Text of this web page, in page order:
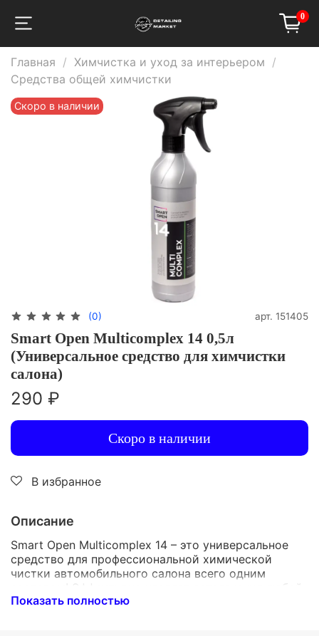
0
Главная
Химчистка и уход за интерьером
Средства общей химчистки
Скоро в наличии
(0) арт. 151405
Smart Open Multicomplex 14 0,5л
(Универсальное средство для химчистки
салона)
290 ₽
Скоро в наличии
В избранное
Описание
Smart Open Multicomplex 14 – это универсальное
средство для профессиональной химической
чистки автомобильного салона всего одним
составом! Эффективно удаляет загрязнения любой
сложности, сохраняя структуру материалов.
Показать полностью